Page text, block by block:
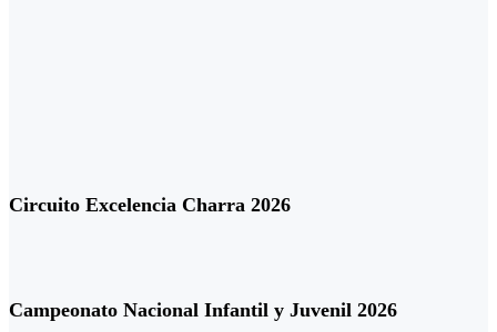
Circuito Excelencia Charra 2026
Campeonato Nacional Infantil y Juvenil 2026